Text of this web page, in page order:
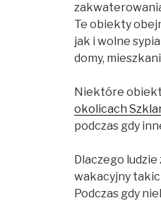
Te obiekty
jak i wolne
domy,
Niektóre
okolicach
podczas gdy
Dlaczego
wakacyjny
Podczas gdy